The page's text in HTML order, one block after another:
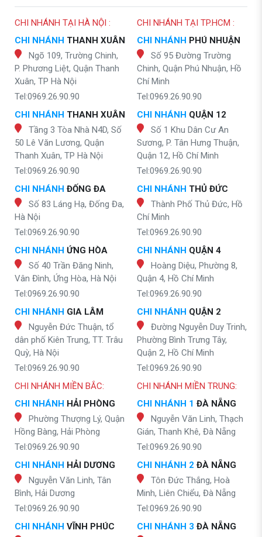
CHI NHÁNH TẠI HÀ NỘI :
CHI NHÁNH THANH XUÂN
Ngõ 109, Trường Chinh,
P. Phương Liệt, Quận Thanh
Xuân, TP Hà Nội
Tel:0969.26.90.90
CHI NHÁNH THANH XUÂN
Tầng 3 Tòa Nhà N4D, Số
50 Lê Văn Lương, Quận
Thanh Xuân, TP Hà Nội
Tel:0969.26.90.90
CHI NHÁNH ĐỐNG ĐA
Số 83 Láng Hạ, Đống Đa,
Hà Nội
Tel:0969.26.90.90
CHI NHÁNH ỨNG HÒA
Số 40 Trần Đăng Ninh,
Vân Đình, Ứng Hòa, Hà Nội
Tel:0969.26.90.90
CHI NHÁNH GIA LÂM
Nguyễn Đức Thuận, tổ
dân phố Kiên Trung, TT. Trâu
Quỳ, Hà Nội
Tel:0969.26.90.90
CHI NHÁNH TẠI TP.HCM :
CHI NHÁNH PHÚ NHUẬN
Số 95 Đường Trường
Chinh, Quận Phú Nhuận, Hồ
Chí Minh
Tel:0969.26.90.90
CHI NHÁNH QUẬN 12
Số 1 Khu Dân Cư An
Sương, P. Tân Hưng Thuận,
Quận 12, Hồ Chí Minh
Tel:0969.26.90.90
CHI NHÁNH THỦ ĐỨC
Thành Phố Thủ Đức, Hồ
Chí Minh
Tel:0969.26.90.90
CHI NHÁNH QUẬN 4
Hoàng Diệu, Phường 8,
Quận 4, Hồ Chí Minh
Tel:0969.26.90.90
CHI NHÁNH QUẬN 2
Đường Nguyễn Duy Trinh,
Phường Bình Trưng Tây,
Quận 2, Hồ Chí Minh
Tel:0969.26.90.90
CHI NHÁNH MIỀN BẮC:
CHI NHÁNH HẢI PHÒNG
Phường Thượng Lý, Quận
Hồng Bàng, Hải Phòng
Tel:0969.26.90.90
CHI NHÁNH HẢI DƯƠNG
Nguyễn Văn Linh, Tân
Bình, Hải Dương
Tel:0969.26.90.90
CHI NHÁNH VĨNH PHÚC
CHI NHÁNH MIỀN TRUNG:
CHI NHÁNH 1 ĐÀ NẴNG
Nguyễn Văn Linh, Thạch
Gián, Thanh Khê, Đà Nẵng
Tel:0969.26.90.90
CHI NHÁNH 2 ĐÀ NẴNG
Tôn Đức Thắng, Hoà
Minh, Liên Chiểu, Đà Nẵng
Tel:0969.26.90.90
CHI NHÁNH 3 ĐÀ NẴNG